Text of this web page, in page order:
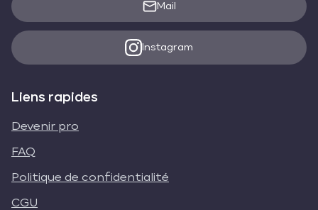
Mail
Instagram
Liens rapides
Devenir pro
FAQ
Politique de confidentialité
CGU